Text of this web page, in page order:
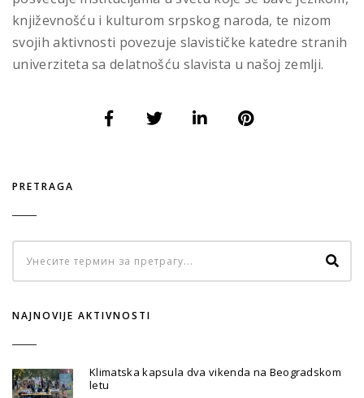
književnošću i kulturom srpskog naroda, te nizom
svojih aktivnosti povezuje slavističke katedre stranih
univerziteta sa delatnošću slavista u našoj zemlji.
PRETRAGA
NAJNOVIJE AKTIVNOSTI
Klimatska kapsula dva vikenda na Beogradskom
letu